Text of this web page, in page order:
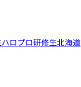
ハロプロ研修生北海道